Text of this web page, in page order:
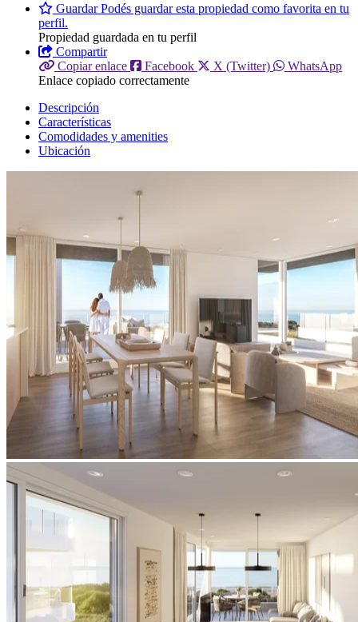
GuardarPodés guardar esta propiedad como favorita en tu
perfil.
Propiedad guardada en tu perfil
Compartir
Copiar enlace
Facebook X (Twitter)
WhatsApp
Enlace copiado correctamente
Descripción
Características
Comodidades y amenities
Ubicación